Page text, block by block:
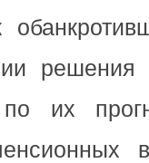
решения
их